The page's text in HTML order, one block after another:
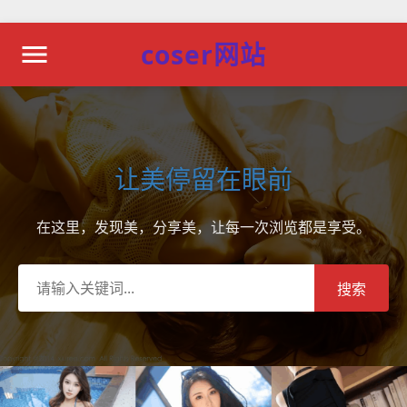
coser网站
让美停留在眼前
在这里，发现美，分享美，让每一次浏览都是享受。
搜索